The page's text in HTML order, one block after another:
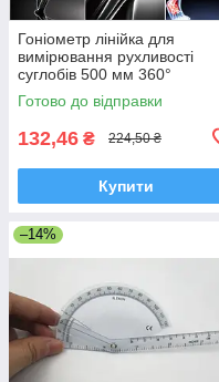
Гоніометр лінійка для
вимірювання рухливості
суглобів 500 мм 360°
Готово до відправки
132,46 ₴ 224,50 ₴
Купити
–14%